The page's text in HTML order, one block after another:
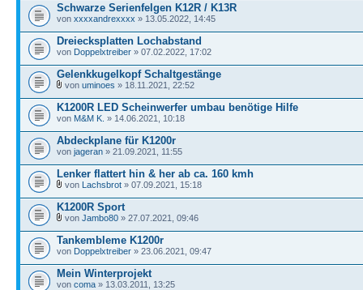
Schwarze Serienfelgen K12R / K13R
von xxxxandrexxxx » 13.05.2022, 14:45
Dreiecksplatten Lochabstand
von Doppelxtreiber » 07.02.2022, 17:02
Gelenkkugelkopf Schaltgestänge
von uminoes » 18.11.2021, 22:52
K1200R LED Scheinwerfer umbau benötige Hilfe
von M&M K. » 14.06.2021, 10:18
Abdeckplane für K1200r
von jageran » 21.09.2021, 11:55
Lenker flattert hin & her ab ca. 160 kmh
von Lachsbrot » 07.09.2021, 15:18
K1200R Sport
von Jambo80 » 27.07.2021, 09:46
Tankembleme K1200r
von Doppelxtreiber » 23.06.2021, 09:47
Mein Winterprojekt
von coma » 13.03.2011, 13:25